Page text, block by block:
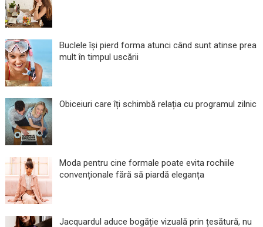
Buclele își pierd forma atunci când sunt atinse prea
mult în timpul uscării
Obiceiuri care îți schimbă relația cu programul zilnic
Moda pentru cine formale poate evita rochiile
convenționale fără să piardă eleganța
Jacquardul aduce bogăție vizuală prin țesătură, nu